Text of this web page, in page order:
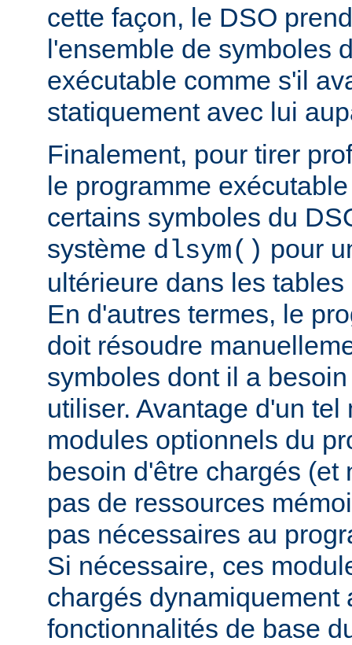
cette façon, le DSO
l'ensemble de symboles
exécutable comme s'il
statiquement avec lui
Finalement, pour tirer
le programme
certains symboles du
système dlsym() pour
ultérieure dans les
En d'autres termes, le
doit résoudre
symboles dont il a
utiliser. Avantage d'un
modules optionnels du
besoin d'être chargés (et
pas de ressources
pas nécessaires au
Si nécessaire, ces
chargés dynamiquement
fonctionnalités de base